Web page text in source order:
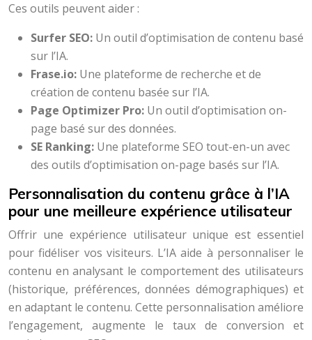
Ces outils peuvent aider :
Surfer SEO: Un outil d’optimisation de contenu basé
sur l’IA.
Frase.io: Une plateforme de recherche et de
création de contenu basée sur l’IA.
Page Optimizer Pro: Un outil d’optimisation on-
page basé sur des données.
SE Ranking: Une plateforme SEO tout-en-un avec
des outils d’optimisation on-page basés sur l’IA.
Personnalisation du contenu grâce à l’IA
pour une meilleure expérience utilisateur
Offrir une expérience utilisateur unique est essentiel
pour fidéliser vos visiteurs. L’IA aide à personnaliser le
contenu en analysant le comportement des utilisateurs
(historique, préférences, données démographiques) et
en adaptant le contenu. Cette personnalisation améliore
l’engagement, augmente le taux de conversion et